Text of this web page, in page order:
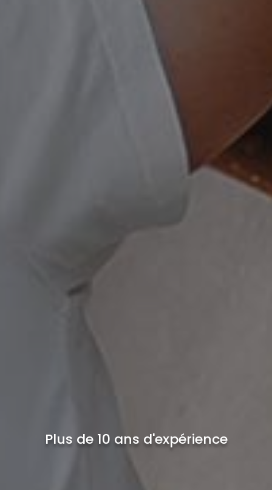
Plus de 10 ans d'expérience